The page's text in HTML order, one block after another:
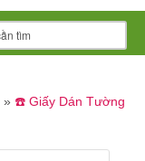
» ☎️ Giấy Dán Tường